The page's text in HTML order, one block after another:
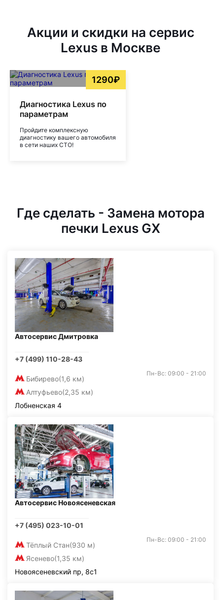
Акции и скидки на сервис
Lexus в Москве
1290₽
Диагностика Lexus по
параметрам
Пройдите комплексную
диагностику вашего автомобиля
в сети наших СТО!
Где сделать - Замена мотора
печки Lexus GX
Автосервис Дмитровка
+7 (499) 110-28-43
Бибирево(1,6 км)
Алтуфьево(2,35 км)
Пн-Вс: 09:00 - 21:00
Лобненская 4
Автосервис Новоясеневская
+7 (495) 023-10-01
Тёплый Стан(930 м)
Ясенево(1,35 км)
Пн-Вс: 09:00 - 21:00
Новоясеневский пр, 8с1